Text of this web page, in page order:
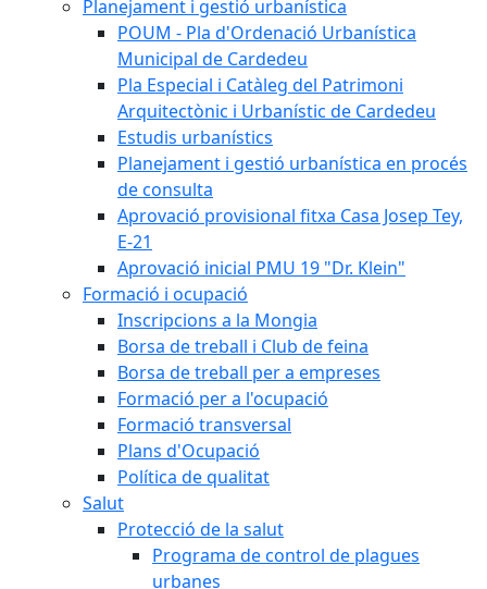
Planejament i gestió urbanística
POUM - Pla d'Ordenació Urbanística
Municipal de Cardedeu
Pla Especial i Catàleg del Patrimoni
Arquitectònic i Urbanístic de Cardedeu
Estudis urbanístics
Planejament i gestió urbanística en procés
de consulta
Aprovació provisional fitxa Casa Josep Tey,
E-21
Aprovació inicial PMU 19 "Dr. Klein"
Formació i ocupació
Inscripcions a la Mongia
Borsa de treball i Club de feina
Borsa de treball per a empreses
Formació per a l'ocupació
Formació transversal
Plans d'Ocupació
Política de qualitat
Salut
Protecció de la salut
Programa de control de plagues
urbanes